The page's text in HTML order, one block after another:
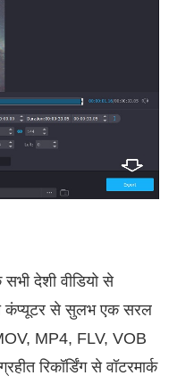
देशी वीडियो से
कंप्यूटर से सुलभ एक सरल
MP4, FLV, VOB
रिकॉर्डिंग से वॉटरमार्क